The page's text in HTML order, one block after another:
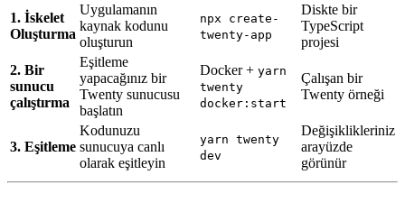
1. İskelet
Oluşturma
Uygulamanın
kaynak kodunu
oluşturun
npx create-
twenty-app
Diskte bir
TypeScript
projesi
2. Bir
sunucu
çalıştırma
Eşitleme
yapacağınız bir
Twenty sunucusu
başlatın
Docker + yarn
twenty
docker:start
Çalışan bir
Twenty örneği
3. Eşitleme
Kodunuzu
sunucuya canlı
olarak eşitleyin
yarn twenty
dev
Değişiklikleriniz
arayüzde
görünür